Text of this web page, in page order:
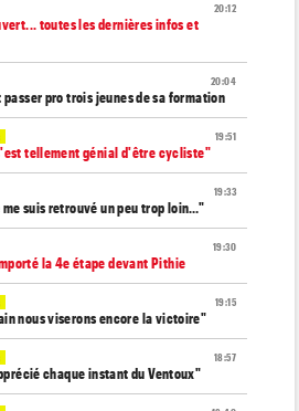
20:12
toutes les dernières infos et
20:04
pro trois jeunes de sa formation
19:51
tellement génial d'être cycliste"
19:33
suis retrouvé un peu trop loin…"
19:30
la 4e étape devant Pithie
19:15
nous viserons encore la victoire"
18:57
chaque instant du Ventoux"